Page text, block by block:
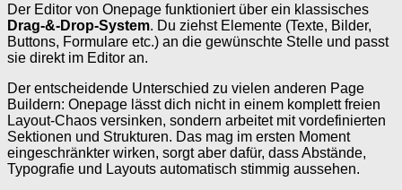
Der Editor von Onepage funktioniert über ein klassisches
Drag-&-Drop-System. Du ziehst Elemente (Texte, Bilder,
Buttons, Formulare etc.) an die gewünschte Stelle und passt
sie direkt im Editor an.
Der entscheidende Unterschied zu vielen anderen Page
Buildern: Onepage lässt dich nicht in einem komplett freien
Layout-Chaos versinken, sondern arbeitet mit vordefinierten
Sektionen und Strukturen. Das mag im ersten Moment
eingeschränkter wirken, sorgt aber dafür, dass Abstände,
Typografie und Layouts automatisch stimmig aussehen.